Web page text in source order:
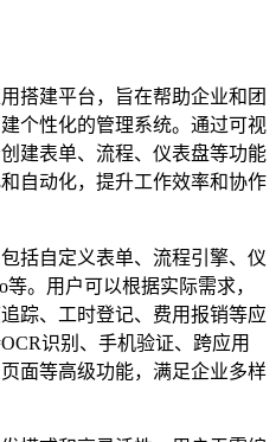
搭建平台，旨在帮助企业和团
个性化的管理系统。通过可视
建表单、流程、仪表盘等功能
自动化，提升工作效率和协作
括自定义表单、流程引擎、仪
。用户可以根据实际需求，
踪、工时登记、费用报销等应
识别、手机验证、跨应用
面等高级功能，满足企业多样